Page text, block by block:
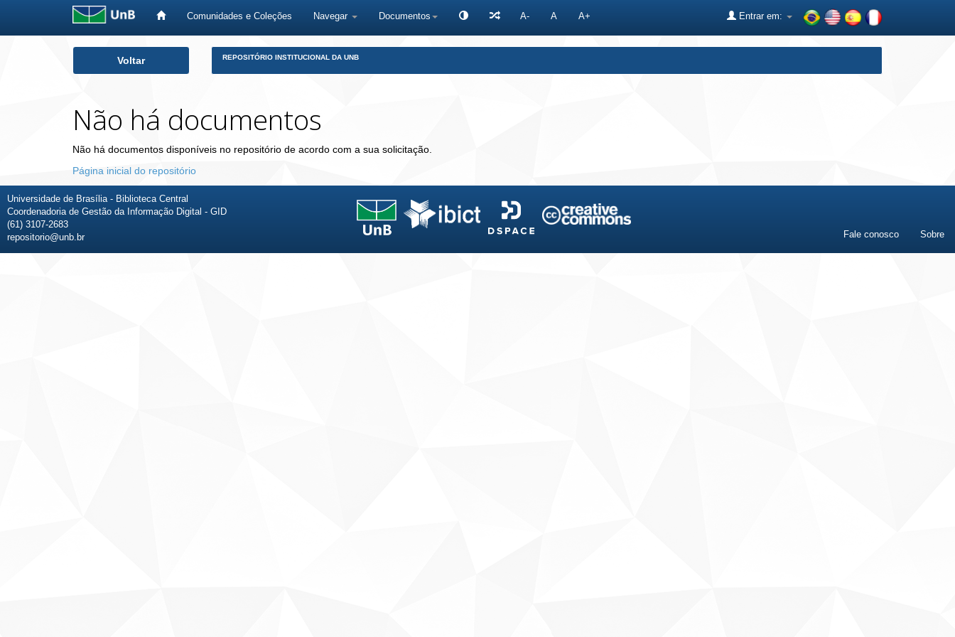
Comunidades e Coleções Navegar Documentos A- A A+ Entrar em:
Voltar REPOSITÓRIO INSTITUCIONAL DA UNB
Não há documentos
Não há documentos disponíveis no repositório de acordo com a sua solicitação.
Página inicial do repositório
Universidade de Brasília - Biblioteca Central
Coordenadoria de Gestão da Informação Digital - GID
(61) 3107-2683
repositorio@unb.br
Fale conosco Sobre